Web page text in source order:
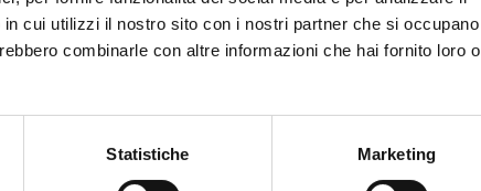
cui utilizzi il nostro sito con i nostri partner che si occupano
combinarle con altre informazioni che hai fornito loro o
Statistiche Marketing